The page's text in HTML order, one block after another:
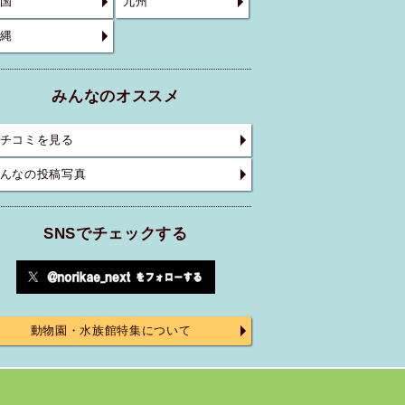
みんなのオススメ
コミを見る
なの投稿写真
SNSでチェックする
動物園・水族館特集について